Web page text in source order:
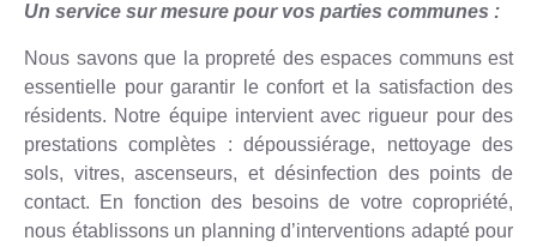
Un service sur mesure pour vos parties communes :
Nous savons que la propreté des espaces communs est
essentielle pour garantir le confort et la satisfaction des
résidents. Notre équipe intervient avec rigueur pour des
prestations complètes : dépoussiérage, nettoyage des
sols, vitres, ascenseurs, et désinfection des points de
contact. En fonction des besoins de votre copropriété,
nous établissons un planning d’interventions adapté pour